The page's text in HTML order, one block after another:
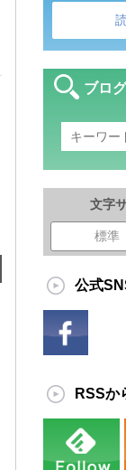
ブロ
文字
標準
公式
RSSか